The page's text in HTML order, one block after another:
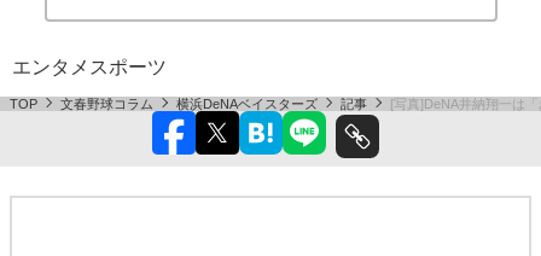
エンタメ スポーツ
TOP 文春野球コラム 横浜DeNAベイスターズ 記事 [写真]DeNA井納翔一は